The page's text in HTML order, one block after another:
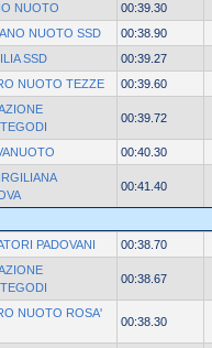
NUOTO
00:39.30
NUOTO SSD
00:38.90
SSD
00:39.27
NUOTO TEZZE 00:39.60
00:39.72
00:40.30
00:41.40
PADOVANI 00:38.70
00:38.67
NUOTO ROSA'
00:38.30